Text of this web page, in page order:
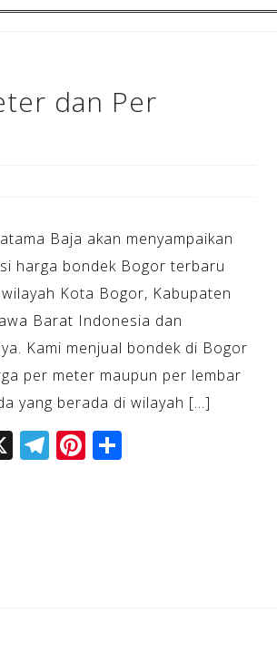
dan Per
Baja akan menyampaikan
harga bondek Bogor terbaru
Kota Bogor, Kabupaten
Barat Indonesia dan
Kami menjual bondek di Bogor
per meter maupun per lembar
yang berada di wilayah […]
X T Pi S